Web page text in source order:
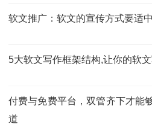
软文推广：软文的宣传方式要适中
5大软文写作框架结构,让你的软
付费与免费平台，双管齐下才能
道